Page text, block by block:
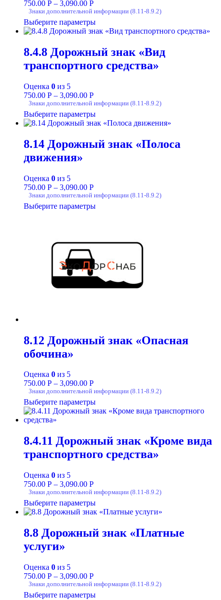
750.00 Р – 3,090.00 Р
Знаки дополнительной информации (8.11-8.9.2)
Выберите параметры
8.4.8 Дорожный знак «Вид
транспортного средства»
Оценка 0 из 5
750.00 Р – 3,090.00 Р
Знаки дополнительной информации (8.11-8.9.2)
Выберите параметры
8.14 Дорожный знак «Полоса
движения»
Оценка 0 из 5
750.00 Р – 3,090.00 Р
Знаки дополнительной информации (8.11-8.9.2)
Выберите параметры
8.12 Дорожный знак «Опасная
обочина»
Оценка 0 из 5
750.00 Р – 3,090.00 Р
Знаки дополнительной информации (8.11-8.9.2)
Выберите параметры
8.4.11 Дорожный знак «Кроме вида
транспортного средства»
Оценка 0 из 5
750.00 Р – 3,090.00 Р
Знаки дополнительной информации (8.11-8.9.2)
Выберите параметры
8.8 Дорожный знак «Платные
услуги»
Оценка 0 из 5
750.00 Р – 3,090.00 Р
Знаки дополнительной информации (8.11-8.9.2)
Выберите параметры